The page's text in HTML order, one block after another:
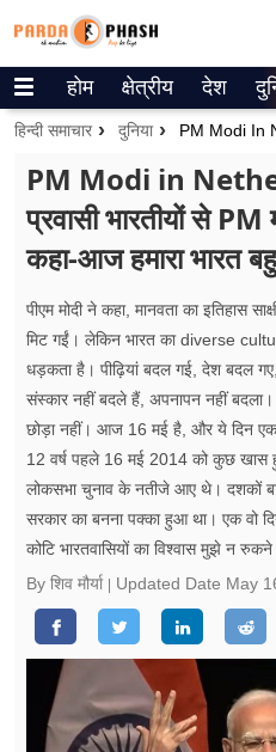
Trending on Google News
वेब स्टोरीज
उत्तर प्रदेश
गैलरी
वीडियो
रिलेशनशिप
जीवन मंत्रा
फूड
सेहत
ब्‍यूटी
जॉब्स
होम क्षेत्रीय देश
हिन्दी समाचार दुनिया
PM Modi in
प्रवासी भारतीयों से PM
कहा-आज हमारा भारत
पीएम मोदी ने कहा, मानवता का इतिहास
मिट गईं। लेकिन भारत का diverse
धड़कता है। पीढ़ियां बदल गई, देश बदल
संस्कार नहीं बदले हैं, अपनापन नहीं
छोड़ा नहीं। आज 16 मई है, और ये दिन
12 वर्ष पहले 16 मई 2014 को कुछ
लोकसभा चुनाव के नतीजे आए थे। दशकों
सरकार का बनना पक्का हुआ था। एक वो
कोटि भारतवासियों का विश्वास मुझे न
By शिव मौर्या
Updated Date May